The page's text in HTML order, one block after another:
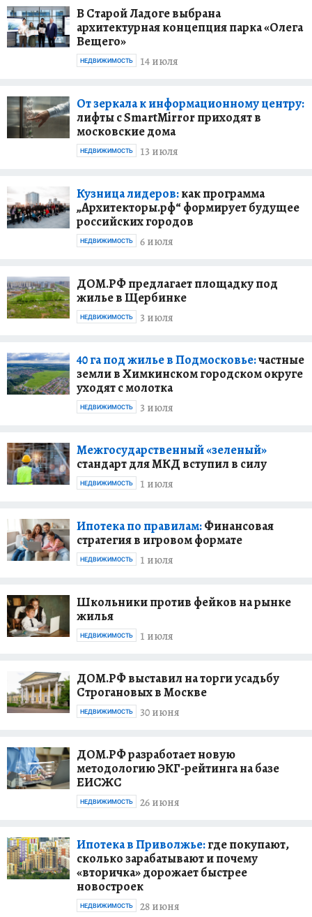
В Старой Ладоге выбрана
архитектурная концепция парка «Олега
Вещего»
14 июля
НЕДВИЖИМОСТЬ
От зеркала к информационному центру:
лифты с SmartMirror приходят в
московские дома
13 июля
НЕДВИЖИМОСТЬ
Кузница лидеров:как программа
„Архитекторы.рф“ формирует будущее
российских городов
6 июля
НЕДВИЖИМОСТЬ
ДОМ.РФ предлагает площадку под
жилье в Щербинке
3 июля
НЕДВИЖИМОСТЬ
40 га под жилье в Подмосковье:частные
земли в Химкинском городском округе
уходят с молотка
3 июля
НЕДВИЖИМОСТЬ
Межгосударственный «зеленый»
стандарт для МКД вступил в силу
1 июля
НЕДВИЖИМОСТЬ
Ипотека по правилам:Финансовая
стратегия в игровом формате
1 июля
НЕДВИЖИМОСТЬ
Школьники против фейков на рынке
жилья
1 июля
НЕДВИЖИМОСТЬ
ДОМ.РФ выставил на торги усадьбу
Строгановых в Москве
30 июня
НЕДВИЖИМОСТЬ
ДОМ.РФ разработает новую
методологию ЭКГ-рейтинга на базе
ЕИСЖС
26 июня
НЕДВИЖИМОСТЬ
Ипотека в Приволжье:где покупают,
сколько зарабатывают и почему
«вторичка» дорожает быстрее
новостроек
28 июня
НЕДВИЖИМОСТЬ